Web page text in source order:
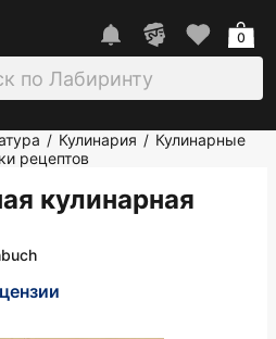
0
/ Кулинария / Кулинарные
рецептов
кулинарная